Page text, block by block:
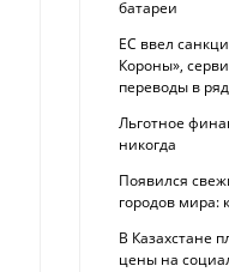
батареи
ЕС ввел
Короны»,
переводы в
Льготное
никогда
Появился
городов мира:
В Казахстане
цены на